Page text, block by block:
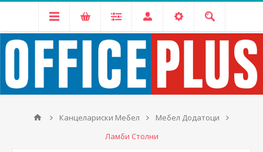
Канцелариски Мебел
Мебел Додатоци
Ламби Столни